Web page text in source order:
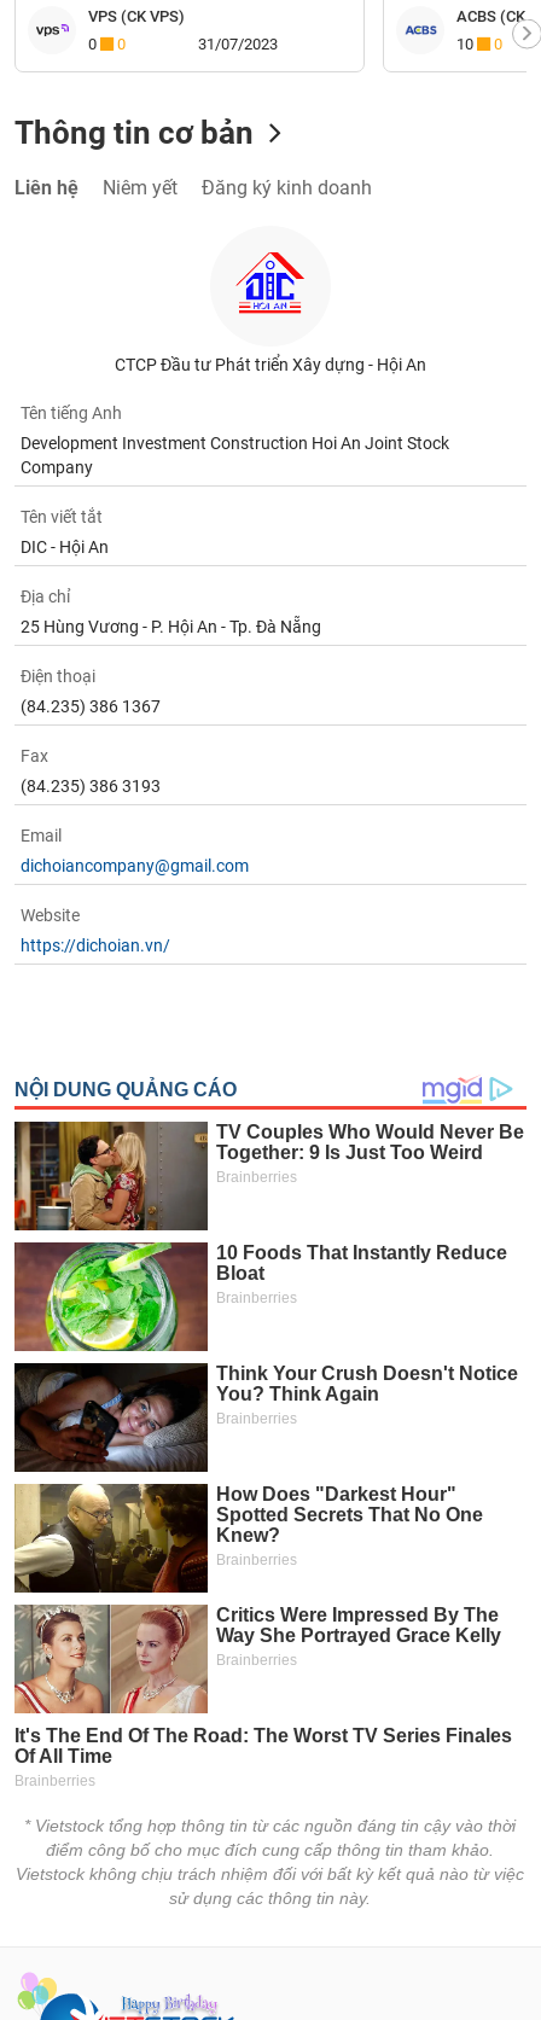
VPS (CK VPS)
0
0 31/07/2023
ACBS (CK
10
0
Thông tin cơ bản
Liên hệ Niêm yết Đăng ký kinh doanh
CTCP Đầu tư Phát triển Xây dựng - Hội An
Tên tiếng Anh
Development Investment Construction Hoi An Joint Stock
Company
Tên viết tắt
DIC - Hội An
Địa chỉ
25 Hùng Vương - P. Hội An - Tp. Đà Nẵng
Điện thoại
(84.235) 386 1367
Fax
(84.235) 386 3193
Email
dichoiancompany@gmail.com
Website
https://dichoian.vn/
* Vietstock tổng hợp thông tin từ các nguồn đáng tin cậy vào thời
điểm công bố cho mục đích cung cấp thông tin tham khảo.
Vietstock không chịu trách nhiệm đối với bất kỳ kết quả nào từ việc
sử dụng các thông tin này.